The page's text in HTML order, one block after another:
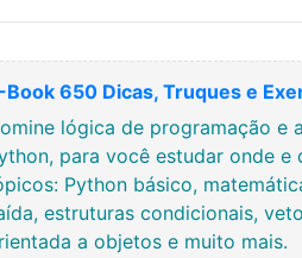
Book 650 Dicas, Truques e
lógica de programação e
para você estudar onde
Python básico,
estruturas condicionais,
a objetos e muito mais.